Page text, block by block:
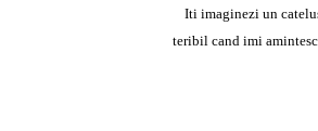
Iti imaginezi un
teribil cand imi